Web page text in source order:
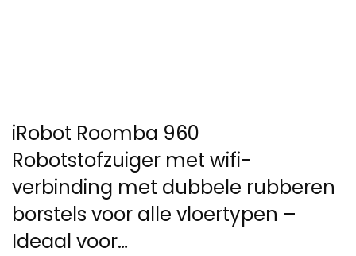
iRobot Roomba 960
Robotstofzuiger met wifi-
verbinding met dubbele rubberen
borstels voor alle vloertypen –
Ideaal voor…